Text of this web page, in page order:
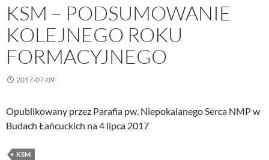
KSM – PODSUMOWANIE
KOLEJNEGO ROKU
FORMACYJNEGO
2017-07-09
Opublikowany przez Parafia pw. Niepokalanego Serca NMP w
Budach Łańcuckich na 4 lipca 2017
KSM